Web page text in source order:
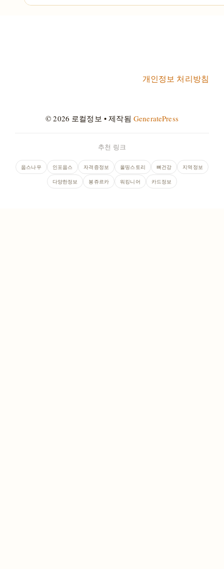
개인정보 처리방침
© 2026 로컬정보 • 제작됨 GeneratePress
추천 링크
웁스나우 인포웁스 자격증정보 올띵스토리 뼈건강 지역정보
다양한정보 봉쥬르카 워킹니어 카드정보